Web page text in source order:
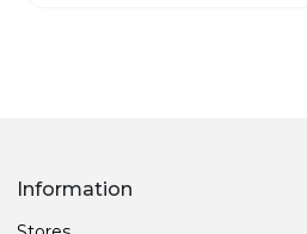
Information